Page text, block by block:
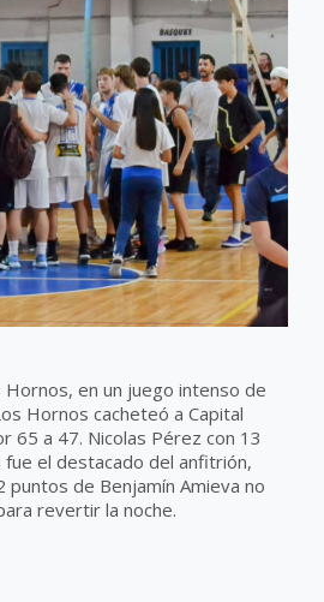
Hornos, en un juego intenso de
Hornos cacheteó a Capital
65 a 47. Nicolas Pérez con 13
el destacado del anfitrión,
puntos de Benjamín Amieva no
revertir la noche.